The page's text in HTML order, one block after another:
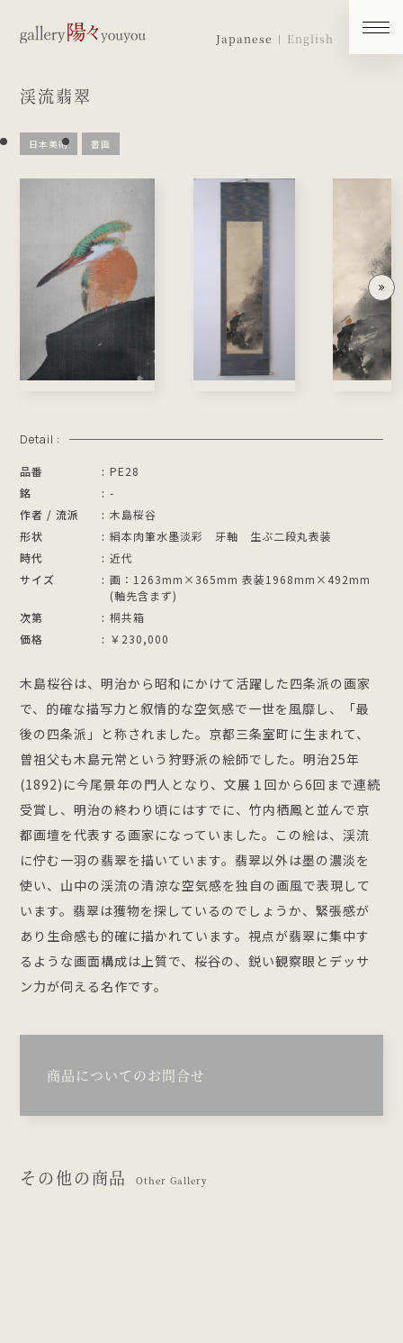
Japanese English
渓流翡翠
日本美術 書画
Detail :
品番
PE28
銘
-
作者 / 流派
木島桜谷
形状
絹本肉筆水墨淡彩 牙軸 生ぶ二段丸表装
時代
近代
サイズ
画：1263mm×365mm 表装1968mm×492mm
(軸先含まず)
次第
桐共箱
価格
￥230,000
木島桜谷は、明治から昭和にかけて活躍した四条派の画家
で、的確な描写力と叙情的な空気感で一世を風靡し、「最
後の四条派」と称されました。京都三条室町に生まれて、
曽祖父も木島元常という狩野派の絵師でした。明治25年
(1892)に今尾景年の門人となり、文展１回から6回まで連続
受賞し、明治の終わり頃にはすでに、竹内栖鳳と並んで京
都画壇を代表する画家になっていました。この絵は、渓流
に佇む一羽の翡翠を描いています。翡翠以外は墨の濃淡を
使い、山中の渓流の清涼な空気感を独自の画風で表現して
います。翡翠は獲物を探しているのでしょうか、緊張感が
あり生命感も的確に描かれています。視点が翡翠に集中す
るような画面構成は上質で、桜谷の、鋭い観察眼とデッサ
ン力が伺える名作です。
商品についてのお問合せ
その他の商品 Other Gallery